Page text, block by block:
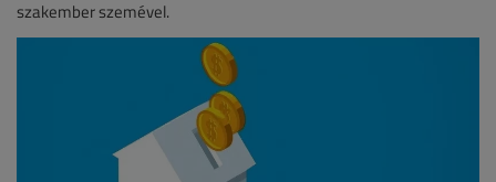
szakember szemével.